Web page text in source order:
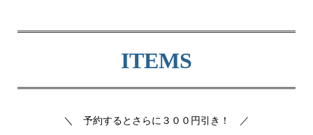
ITEMS
＼ 予約するとさらに３００円引き！ ／